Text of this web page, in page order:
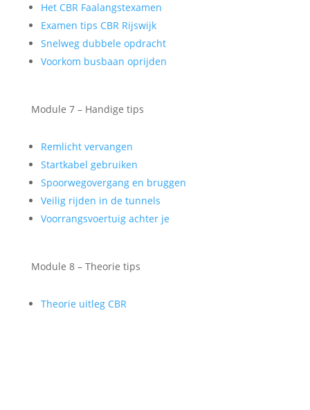
Het CBR Faalangstexamen
Examen tips CBR Rijswijk
Snelweg dubbele opdracht
Voorkom busbaan oprijden
Module 7 – Handige tips
Remlicht vervangen
Startkabel gebruiken
Spoorwegovergang en bruggen
Veilig rijden in de tunnels
Voorrangsvoertuig achter je
Module 8 – Theorie tips
Theorie uitleg CBR